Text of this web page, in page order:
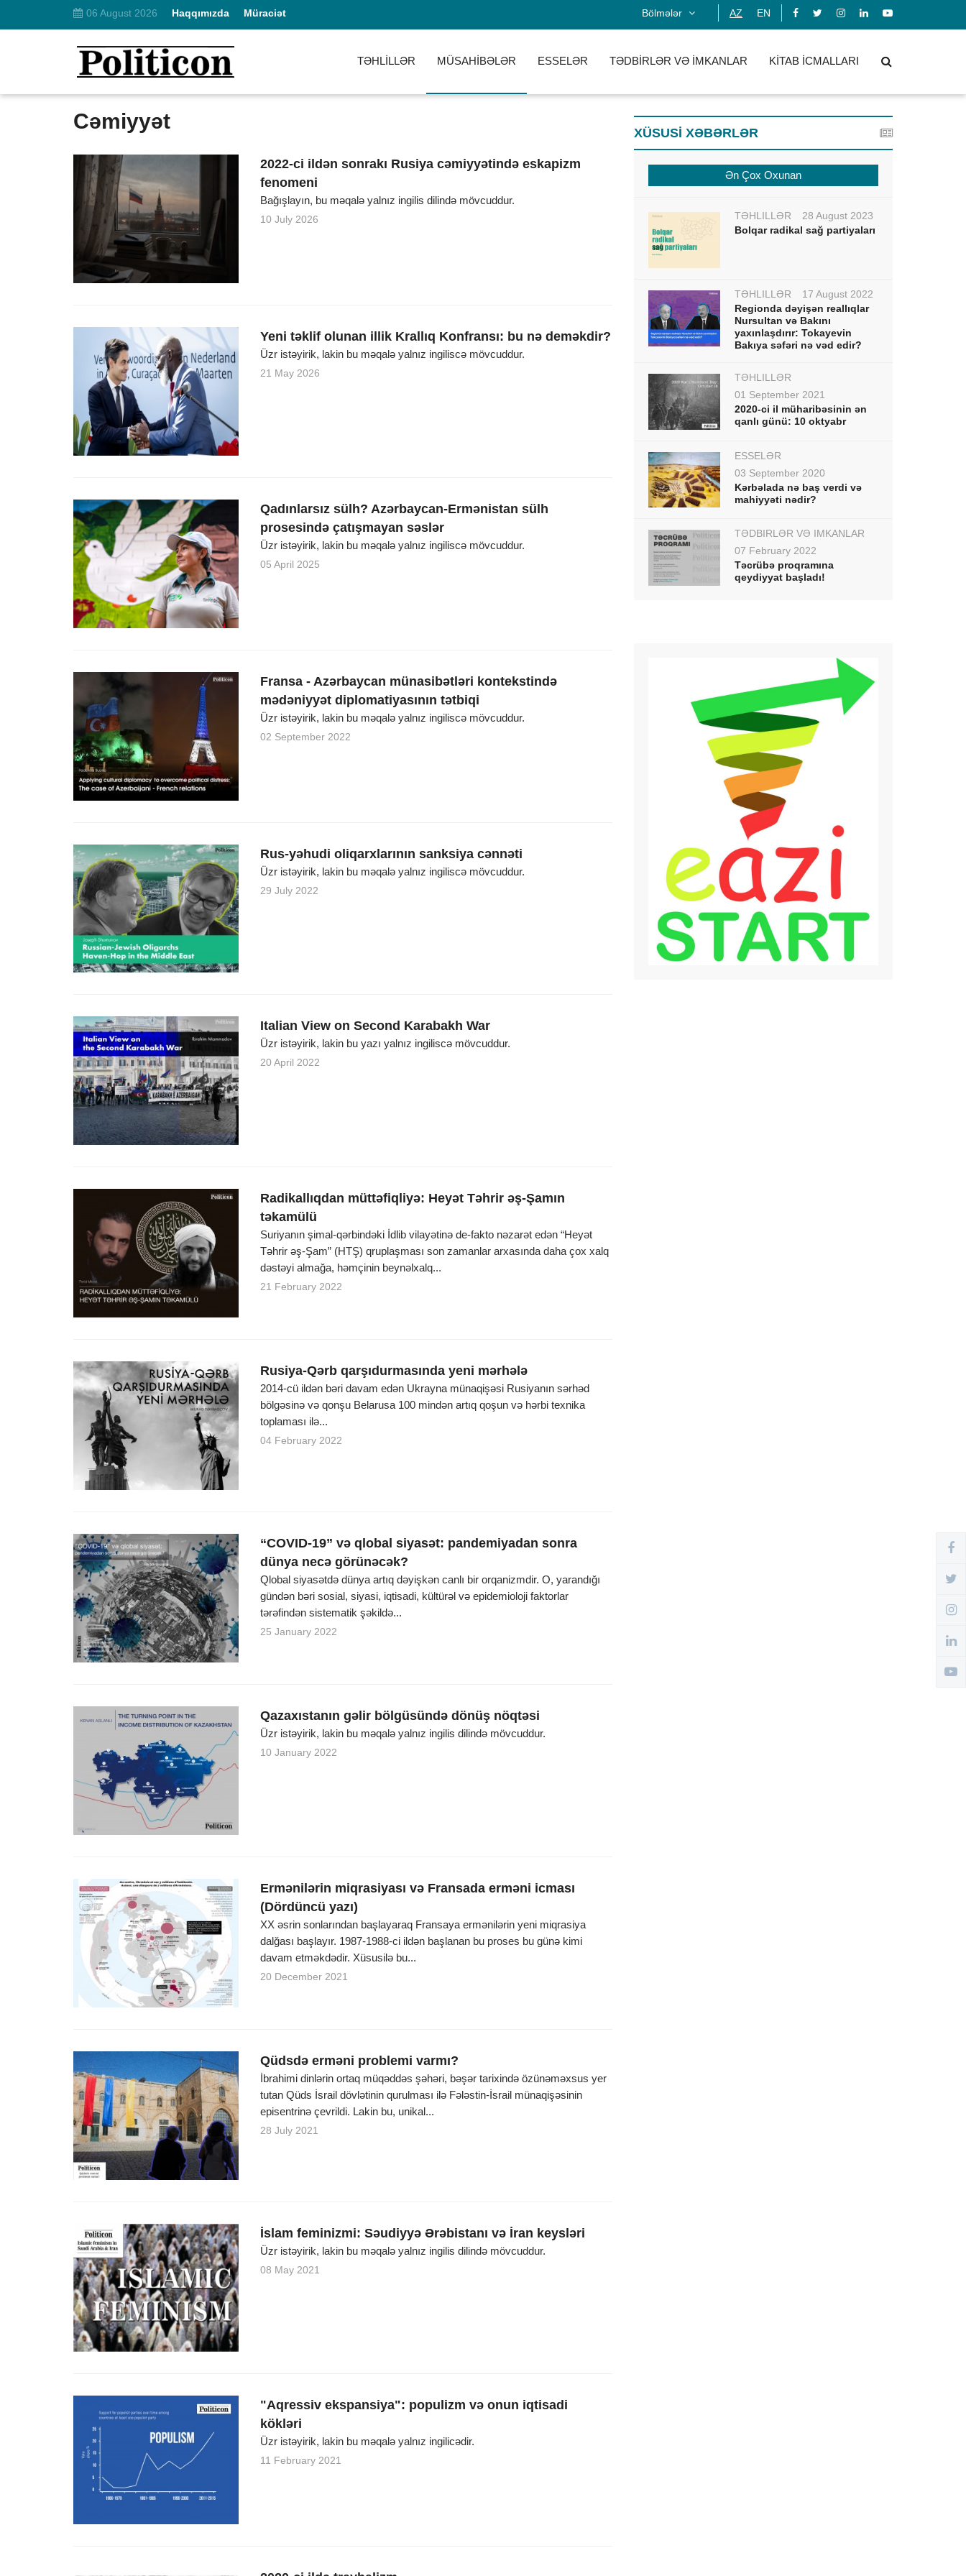
06 August 2026 Haqqımızda Müraciət Bölmələr AZ EN
TƏHLİLLƏR MÜSAHİBƏLƏR ESSELƏR TƏDBİRLƏR VƏ İMKANLAR KİTAB İCMALLARI
Cəmiyyət
2022-ci ildən sonrakı Rusiya cəmiyyətində eskapizm
fenomeni
Bağışlayın, bu məqalə yalnız ingilis dilində mövcuddur.
10 July 2026
Yeni təklif olunan illik Krallıq Konfransı: bu nə deməkdir?
Üzr istəyirik, lakin bu məqalə yalnız ingiliscə mövcuddur.
21 May 2026
Qadınlarsız sülh? Azərbaycan-Ermənistan sülh
prosesində çatışmayan səslər
Üzr istəyirik, lakin bu məqalə yalnız ingiliscə mövcuddur.
05 April 2025
Fransa - Azərbaycan münasibətləri kontekstində
mədəniyyət diplomatiyasının tətbiqi
Üzr istəyirik, lakin bu məqalə yalnız ingiliscə mövcuddur.
02 September 2022
Rus-yəhudi oliqarxlarının sanksiya cənnəti
Üzr istəyirik, lakin bu məqalə yalnız ingiliscə mövcuddur.
29 July 2022
Italian View on Second Karabakh War
Üzr istəyirik, lakin bu yazı yalnız ingiliscə mövcuddur.
20 April 2022
Radikallıqdan müttəfiqliyə: Heyət Təhrir əş-Şamın
təkamülü
Suriyanın şimal-qərbindəki İdlib vilayətinə de-fakto nəzarət edən “Heyət
Təhrir əş-Şam” (HTŞ) qruplaşması son zamanlar arxasında daha çox xalq
dəstəyi almağa, həmçinin beynəlxalq...
21 February 2022
Rusiya-Qərb qarşıdurmasında yeni mərhələ
2014-cü ildən bəri davam edən Ukrayna münaqişəsi Rusiyanın sərhəd
bölgəsinə və qonşu Belarusa 100 mindən artıq qoşun və hərbi texnika
toplaması ilə...
04 February 2022
“COVID-19” və qlobal siyasət: pandemiyadan sonra
dünya necə görünəcək?
Qlobal siyasətdə dünya artıq dəyişkən canlı bir orqanizmdir. O, yarandığı
gündən bəri sosial, siyasi, iqtisadi, kültürəl və epidemioloji faktorlar
tərəfindən sistematik şəkildə...
25 January 2022
Qazaxıstanın gəlir bölgüsündə dönüş nöqtəsi
Üzr istəyirik, lakin bu məqalə yalnız ingilis dilində mövcuddur.
10 January 2022
Ermənilərin miqrasiyası və Fransada erməni icması
(Dördüncü yazı)
XX əsrin sonlarından başlayaraq Fransaya ermənilərin yeni miqrasiya
dalğası başlayır. 1987-1988-ci ildən başlanan bu proses bu günə kimi
davam etməkdədir. Xüsusilə bu...
20 December 2021
Qüdsdə erməni problemi varmı?
İbrahimi dinlərin ortaq müqəddəs şəhəri, bəşər tarixində özünəməxsus yer
tutan Qüds İsrail dövlətinin qurulması ilə Fələstin-İsrail münaqişəsinin
episentrinə çevrildi. Lakin bu, unikal...
28 July 2021
İslam feminizmi: Səudiyyə Ərəbistanı və İran keysləri
Üzr istəyirik, lakin bu məqalə yalnız ingilis dilində mövcuddur.
08 May 2021
"Aqressiv ekspansiya": populizm və onun iqtisadi
kökləri
Üzr istəyirik, lakin bu məqalə yalnız ingilicədir.
11 February 2021
XÜSUSİ XƏBƏRLƏR
Ən Çox Oxunan
TƏHLİLLƏR
28 August 2023
Bolqar radikal sağ partiyaları
TƏHLİLLƏR
17 August 2022
Regionda dəyişən reallıqlar
Nursultan və Bakını
yaxınlaşdırır: Tokayevin
Bakıya səfəri nə vəd edir?
TƏHLİLLƏR
01 September 2021
2020-ci il müharibəsinin ən
qanlı günü: 10 oktyabr
ESSELƏR
03 September 2020
Kərbəlada nə baş verdi və
mahiyyəti nədir?
TƏDBİRLƏR VƏ İMKANLAR
07 February 2022
Təcrübə proqramına
qeydiyyat başladı!